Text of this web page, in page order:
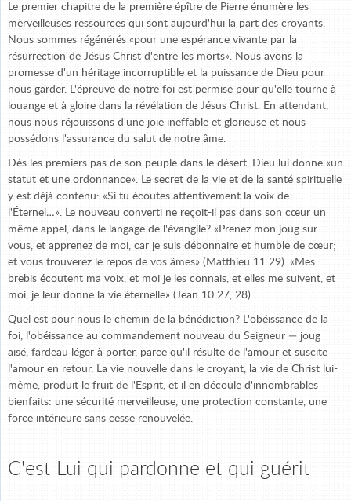
Le premier chapitre de la première épître de Pierre énumère les
merveilleuses ressources qui sont aujourd'hui la part des croyants.
Nous sommes régénérés «pour une espérance vivante par la
résurrection de Jésus Christ d'entre les morts». Nous avons la
promesse d'un héritage incorruptible et la puissance de Dieu pour
nous garder. L'épreuve de notre foi est permise pour qu'elle tourne à
louange et à gloire dans la révélation de Jésus Christ. En attendant,
nous nous réjouissons d'une joie ineffable et glorieuse et nous
possédons l'assurance du salut de notre âme.
Dès les premiers pas de son peuple dans le désert, Dieu lui donne «un
statut et une ordonnance». Le secret de la vie et de la santé spirituelle
y est déjà contenu: «Si tu écoutes attentivement la voix de
l'Éternel…». Le nouveau converti ne reçoit-il pas dans son cœur un
même appel, dans le langage de l'évangile? «Prenez mon joug sur
vous, et apprenez de moi, car je suis débonnaire et humble de cœur;
et vous trouverez le repos de vos âmes» (Matthieu 11:29). «Mes
brebis écoutent ma voix, et moi je les connais, et elles me suivent, et
moi, je leur donne la vie éternelle» (Jean 10:27, 28).
Quel est pour nous le chemin de la bénédiction? L'obéissance de la
foi, l'obéissance au commandement nouveau du Seigneur — joug
aisé, fardeau léger à porter, parce qu'il résulte de l'amour et suscite
l'amour en retour. La vie nouvelle dans le croyant, la vie de Christ lui-
même, produit le fruit de l'Esprit, et il en découle d'innombrables
bienfaits: une sécurité merveilleuse, une protection constante, une
force intérieure sans cesse renouvelée.
C'est Lui qui pardonne et qui guérit